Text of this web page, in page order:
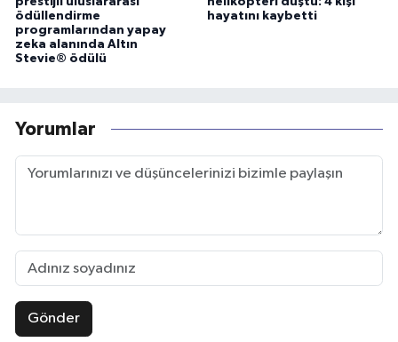
ödüllendirme
programlarından yapay
zeka alanında Altın
Stevie® ödülü
hayatını kaybetti
Yorumlar
Gönder